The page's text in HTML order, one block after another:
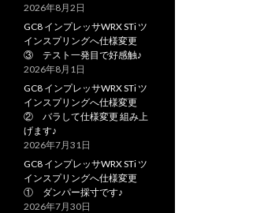
2026年8月2日
GC8 インプレッサWRX STi ツ
インスプリングへ仕様変更
③ テスト一発目で好感触♪
2026年8月1日
GC8 インプレッサWRX STi ツ
インスプリングへ仕様変更
② バラして仕様変更 組み上
げます♪
2026年7月31日
GC8 インプレッサWRX STi ツ
インスプリングへ仕様変更
① ダンパー採寸です♪
2026年7月30日